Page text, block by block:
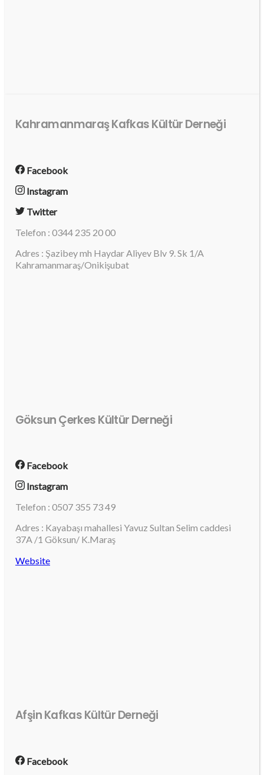
Kahramanmaraş Kafkas Kültür Derneği
Facebook
Instagram
Twitter
Telefon : 0344 235 20 00
Adres : Şazibey mh Haydar Aliyev Blv 9. Sk 1/A
Kahramanmaraş/Onikişubat
Göksun Çerkes Kültür Derneği
Facebook
Instagram
Telefon : 0507 355 73 49
Adres : Kayabaşı mahallesi Yavuz Sultan Selim caddesi
37A /1 Göksun/ K.Maraş
Website
Afşin Kafkas Kültür Derneği
Facebook